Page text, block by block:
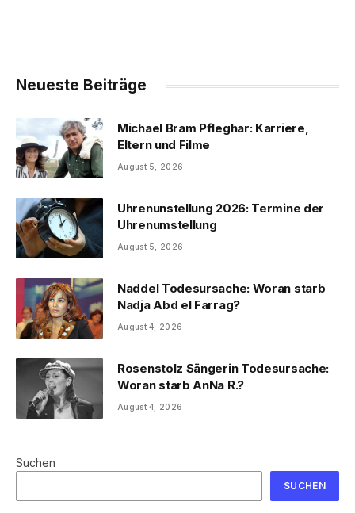
Neueste Beiträge
Michael Bram Pfleghar: Karriere,
Eltern und Filme
August 5, 2026
Uhrenunstellung 2026: Termine der
Uhrenumstellung
August 5, 2026
Naddel Todesursache: Woran starb
Nadja Abd el Farrag?
August 4, 2026
Rosenstolz Sängerin Todesursache:
Woran starb AnNa R.?
August 4, 2026
Suchen
SUCHEN